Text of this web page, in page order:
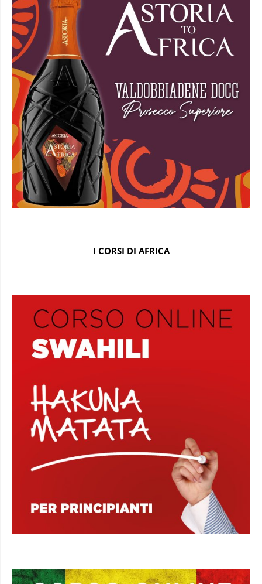
I CORSI DI AFRICA